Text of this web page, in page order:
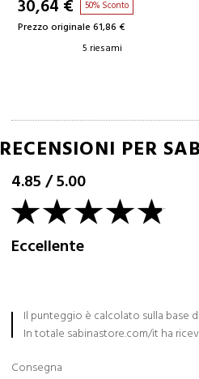
30,64 € 50% Sconto
Prezzo originale 61,86 €
5 riesami
RECENSIONI PER
4.85/5.00
Eccellente
Il punteggio è calcolato sulla base
In totale sabinastore.com/it ha
Consegna